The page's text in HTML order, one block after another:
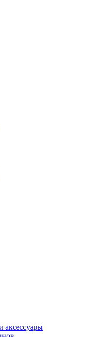
аксессуары